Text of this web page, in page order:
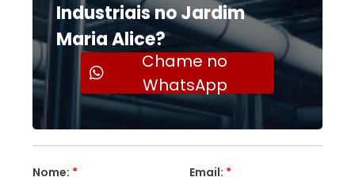
Industriais no Jardim
Maria Alice?
Chame no
WhatsApp
Nome: * Email: *